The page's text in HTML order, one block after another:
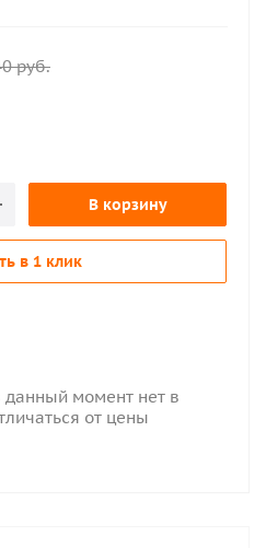
руб.
В корзину
в 1 клик
данный момент нет в
от цены